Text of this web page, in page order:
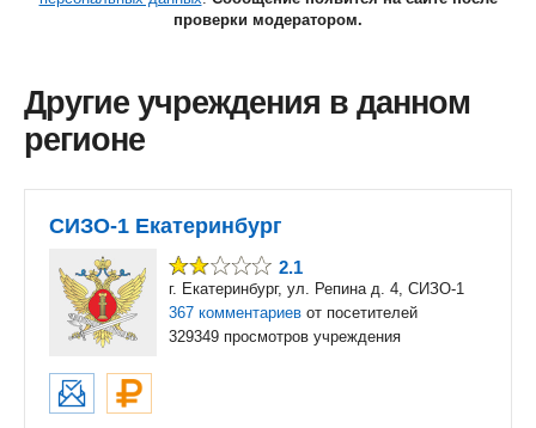
проверки модератором.
Другие учреждения в данном
регионе
СИЗО-1 Екатеринбург
2.1
г. Екатеринбург, ул. Репина д. 4, СИЗО-1
367 комментариев от посетителей
329349 просмотров учреждения